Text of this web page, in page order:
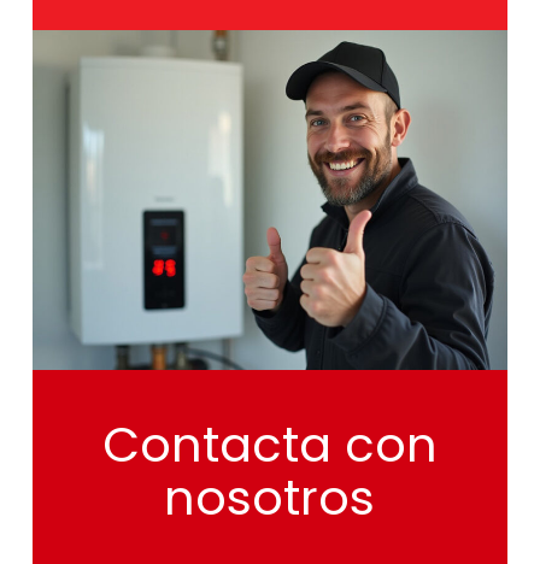
Contacta con
nosotros